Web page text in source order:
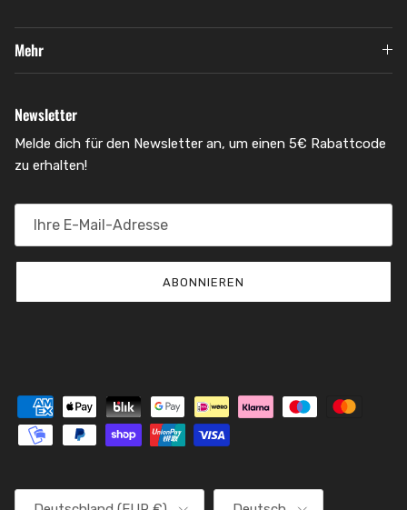
Mehr
Newsletter
Melde dich für den Newsletter an, um einen 5€ Rabattcode
zu erhalten!
ABONNIEREN